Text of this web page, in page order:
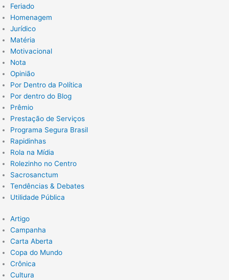
Feriado
Homenagem
Jurídico
Matéria
Motivacional
Nota
Opinião
Por Dentro da Política
Por dentro do Blog
Prêmio
Prestação de Serviços
Programa Segura Brasil
Rapidinhas
Rola na Mídia
Rolezinho no Centro
Sacrosanctum
Tendências & Debates
Utilidade Pública
Artigo
Campanha
Carta Aberta
Copa do Mundo
Crônica
Cultura